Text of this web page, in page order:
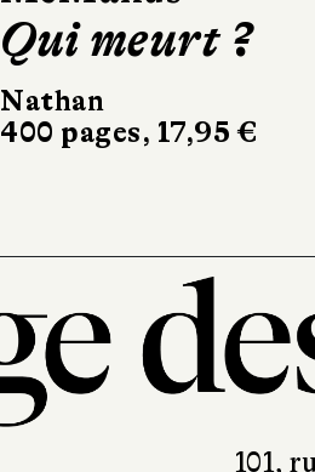
Qui meurt ?
Nathan
400 pages, 17,95 €
furieux
Flammarion
240 pages, 15 €